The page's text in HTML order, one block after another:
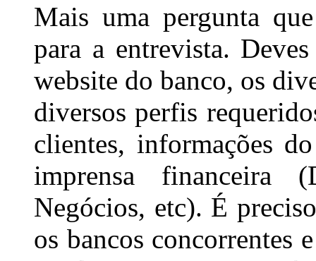
Mais uma pergunta
para a entrevista.
website do banco, os
diversos perfis
clientes, informações
imprensa financeira
Negócios, etc). É
os bancos concorrentes